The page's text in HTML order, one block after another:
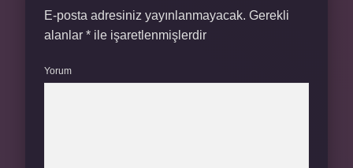
E-posta adresiniz yayınlanmayacak. Gerekli
alanlar * ile işaretlenmişlerdir
Yorum